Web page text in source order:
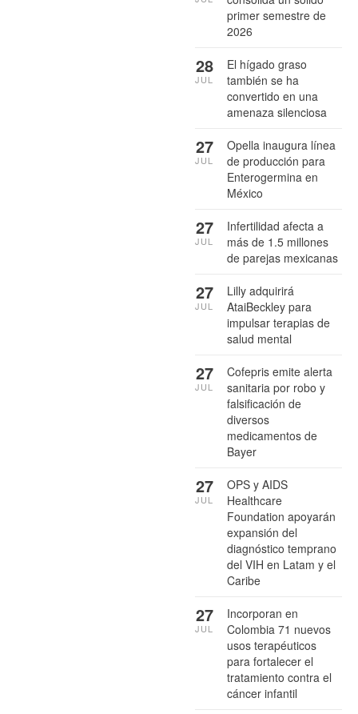
primer semestre de
2026
El hígado graso
también se ha
convertido en una
amenaza silenciosa
28
JUL
Opella inaugura línea
de producción para
Enterogermina en
México
27
JUL
Infertilidad afecta a
más de 1.5 millones
de parejas mexicanas
27
JUL
Lilly adquirirá
AtaiBeckley para
impulsar terapias de
salud mental
27
JUL
Cofepris emite alerta
sanitaria por robo y
falsificación de
diversos
medicamentos de
Bayer
27
JUL
OPS y AIDS
Healthcare
Foundation apoyarán
expansión del
diagnóstico temprano
del VIH en Latam y el
Caribe
27
JUL
Incorporan en
Colombia 71 nuevos
usos terapéuticos
para fortalecer el
tratamiento contra el
cáncer infantil
27
JUL